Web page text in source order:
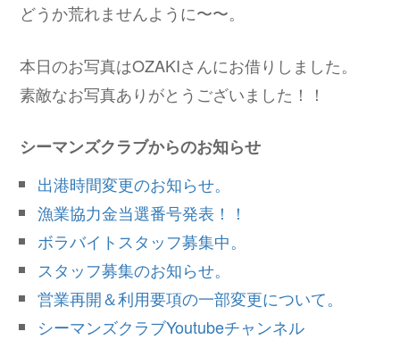
どうか荒れませんように〜〜。
本日のお写真はOZAKIさんにお借りしました。
素敵なお写真ありがとうございました！！
シーマンズクラブからのお知らせ
出港時間変更のお知らせ。
漁業協力金当選番号発表！！
ボラバイトスタッフ募集中。
スタッフ募集のお知らせ。
営業再開＆利用要項の一部変更について。
シーマンズクラブYoutubeチャンネル